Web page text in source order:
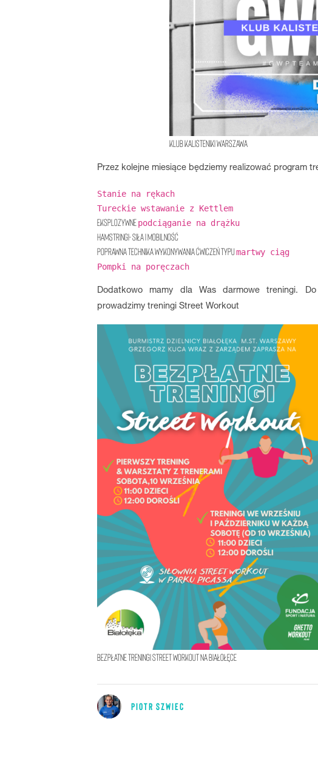
klub kalisteniki warszawa
Przez kolejne miesiące będziemy realizować program
Stanie na rękach
Tureckie wstawanie z Kettlem
Eksplozywnepodciąganie na drążku
Hamstringi- siła i mobilność
Poprawna technika wykonywania ćwiczeń typumartwy ciąg
Pompki na poręczach
Dodatkowo mamy dla Was darmowe treningi.
prowadzimy treningi Street Workout
bezpłatne treningi Street workout na Białołęce
PIOTR SZWIEC